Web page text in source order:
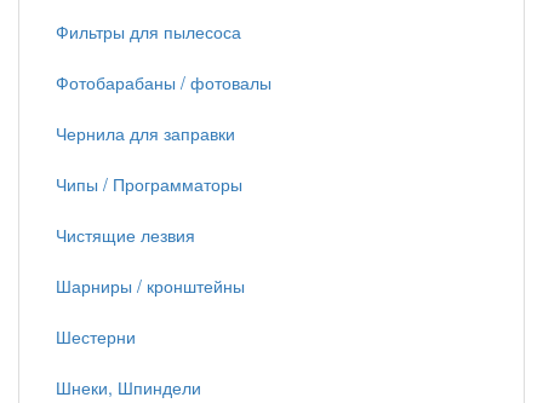
Фильтры для пылесоса
Фотобарабаны / фотовалы
Чернила для заправки
Чипы / Программаторы
Чистящие лезвия
Шарниры / кронштейны
Шестерни
Шнеки, Шпиндели